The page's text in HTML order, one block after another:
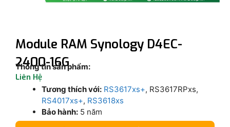
Module RAM Synology D4EC-
2400-16G
Liên Hệ
Thông tin sản phẩm:
Tương thích với: RS3617xs+, RS3617RPxs,
RS4017xs+, RS3618xs
Bảo hành: 5 năm